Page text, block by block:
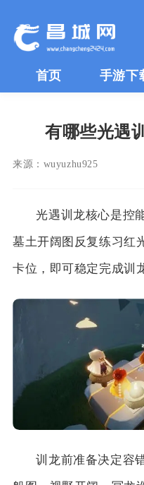
首页 手游下
有哪些光遇
来源： wuyuzhu925
光遇训龙核心是控
墓土开阔图反复练习红
卡位，即可稳定完成训
训龙前准备决定容